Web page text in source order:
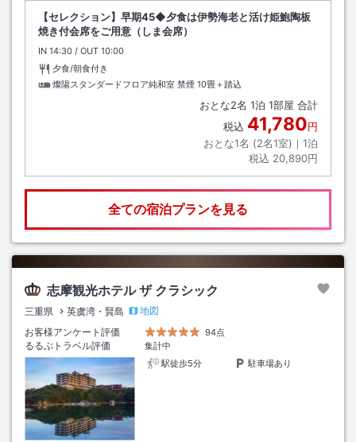
【セレクション】早期45◆夕食は伊勢海老と活け姫鮑陶板
焼き付会席をご用意（しま会席）
IN チェックイン
14:30 / OUT チェックアウト
10:00
夕食/朝食付き
燦陽スタンダードフロア純和室 禁煙 10畳＋踏込
おとな2名 1泊 1部屋 合計
税込 41,780円
おとな1名 (2名1室)｜ 1泊
税込 20,890円
全ての宿泊プランを見る
志摩観光ホテル ザ クラシック
三重県 英虞湾・賢島
地図
お客様アンケート評価
94点
るるぶトラベル評価
集計中
駅徒歩5分
駐車場あり